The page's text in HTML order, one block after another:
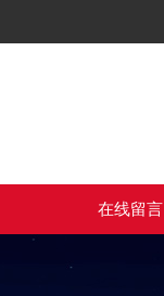
在线留言